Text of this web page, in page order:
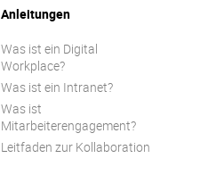
Anleitungen
Was ist ein Digital
Workplace?
Was ist ein Intranet?
Was ist
Mitarbeiterengagement?
Leitfaden zur Kollaboration